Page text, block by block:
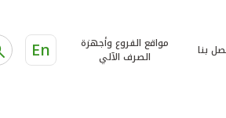
بنا
مواقع الفروع وأجهزة
الصرف الآلي
En